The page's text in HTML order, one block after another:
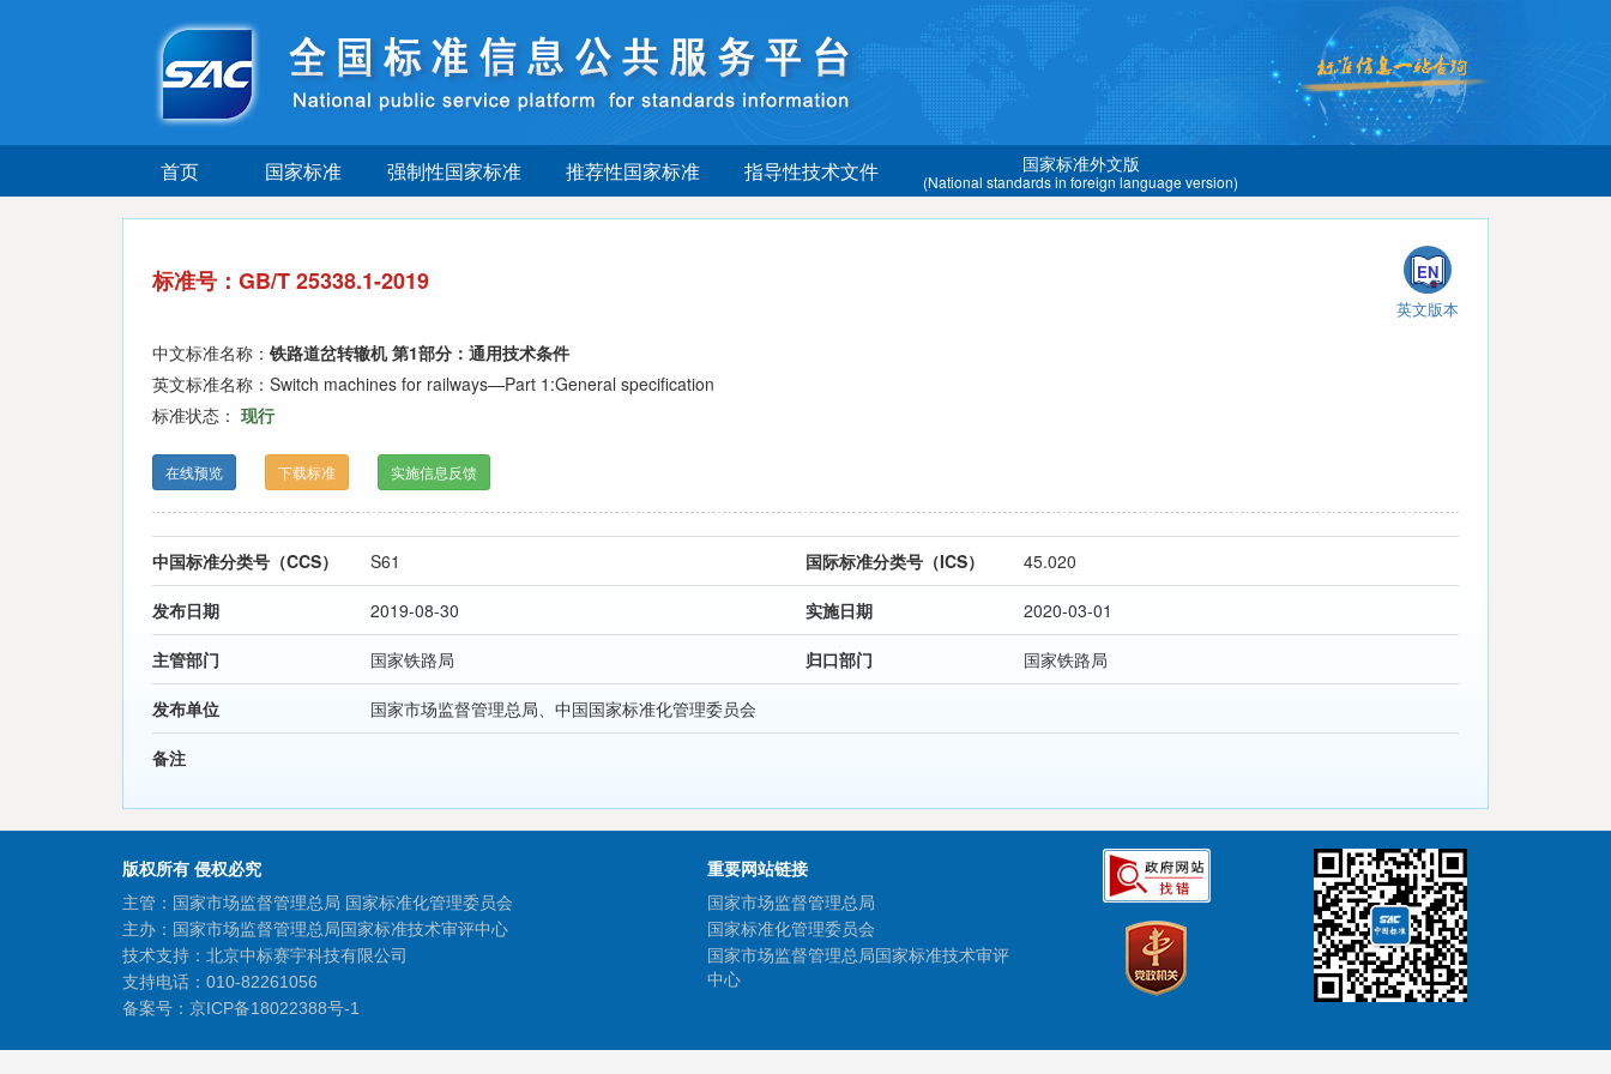
首页 国家标准 强制性国家标准 推荐性国家标准 指导性技术文件 国家标准外文版
(National standards in foreign language version)
标准号：GB/T 25338.1-2019
EN
英文版本
中文标准名称： 铁路道岔转辙机 第1部分：通用技术条件
英文标准名称：Switch machines for railways—Part 1:General specification
标准状态： 现行
在线预览 下载标准 实施信息反馈
中国标准分类号（CCS） S61 国际标准分类号（ICS） 45.020
发布日期 2019-08-30 实施日期 2020-03-01
主管部门 国家铁路局 归口部门 国家铁路局
发布单位 国家市场监督管理总局、中国国家标准化管理委员会
备注
版权所有 侵权必究
主管：国家市场监督管理总局 国家标准化管理委员会
主办：国家市场监督管理总局国家标准技术审评中心
技术支持：北京中标赛宇科技有限公司
支持电话：010-82261056
备案号： 京ICP备18022388号-1
重要网站链接
国家市场监督管理总局
国家标准化管理委员会
国家市场监督管理总局国家标准技术审评
中心